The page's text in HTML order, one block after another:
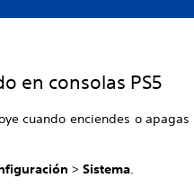
en consolas PS5
cuando enciendes o apagas
>Sistema.